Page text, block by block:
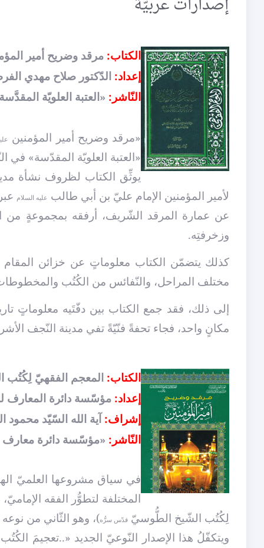
الكتاب: مرقد وضريح أمير
إعداد: الدّكتور صلاح مهدي
النّاشر: «العتبة العلويّة
«مرقد وضريح أمير المؤمنين
«العتبة العلويّة المقدّسة»
يوثِّق الكتاب لظروف نشأة
لأمير المؤمنين الإمام عليّ بن أبي طالب عليه السلام
عن عمارة المرقد الشّريف، أرفقه بمجموعةٍ من
وزخرفتِه.
كذلك يتضمّن الكتاب معلوماتٍ عن خزائن المقام
مختلف المراحل، والنّفائس من الكُتُب والمخطوطات
إلى ذلك، فقد جمع الكتاب بين دفّتَيه معلوماتٍ
مكانٍ واحد، فجاء تحفةً فنّيّةً تفي مدينة النّجف
الكتاب: المعجم الفقهيّ لِكُتُب
إعداد: مؤسّسة دائرة المعارف
إشراف:آية الله السّيّد
النّاشر: «مؤسّسة دائرة معارف
في سياق مشروعها العلميّ
المختلفة لتطوُّر الفقه
لِكُتُب الشّيخ الطُّوسيّ قدّس سرُّه)، وهو الثّاني من
ويتكفّلُ هذا الإصدار النّوعيّ الجديد «..تعجيمَ